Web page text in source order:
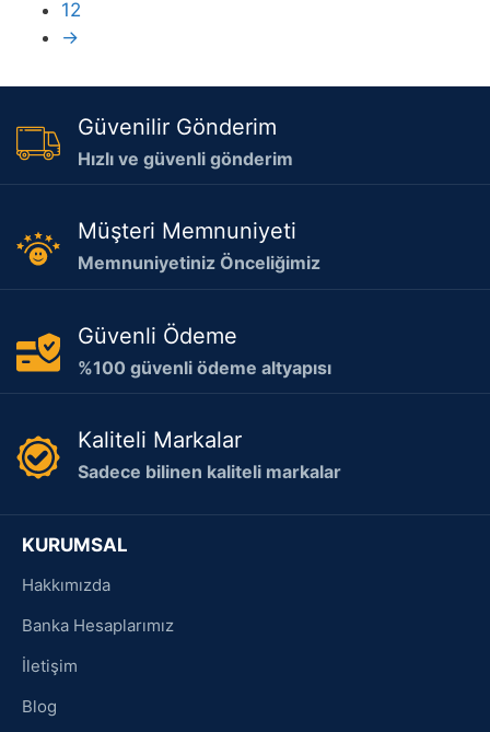
12
→
Güvenilir Gönderim
Hızlı ve güvenli gönderim
Müşteri Memnuniyeti
Memnuniyetiniz Önceliğimiz
Güvenli Ödeme
%100 güvenli ödeme altyapısı
Kaliteli Markalar
Sadece bilinen kaliteli markalar
KURUMSAL
Hakkımızda
Banka Hesaplarımız
İletişim
Blog